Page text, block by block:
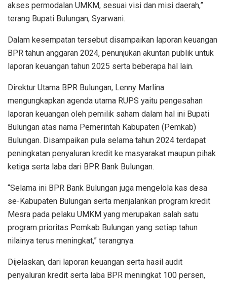
akses permodalan UMKM, sesuai visi dan misi daerah,”
terang Bupati Bulungan, Syarwani.
Dalam kesempatan tersebut disampaikan laporan keuangan
BPR tahun anggaran 2024, penunjukan akuntan publik untuk
laporan keuangan tahun 2025 serta beberapa hal lain.
Direktur Utama BPR Bulungan, Lenny Marlina
mengungkapkan agenda utama RUPS yaitu pengesahan
laporan keuangan oleh pemilik saham dalam hal ini Bupati
Bulungan atas nama Pemerintah Kabupaten (Pemkab)
Bulungan. Disampaikan pula selama tahun 2024 terdapat
peningkatan penyaluran kredit ke masyarakat maupun pihak
ketiga serta laba dari BPR Bank Bulungan.
“Selama ini BPR Bank Bulungan juga mengelola kas desa
se-Kabupaten Bulungan serta menjalankan program kredit
Mesra pada pelaku UMKM yang merupakan salah satu
program prioritas Pemkab Bulungan yang setiap tahun
nilainya terus meningkat,” terangnya.
Dijelaskan, dari laporan keuangan serta hasil audit
penyaluran kredit serta laba BPR meningkat 100 persen,